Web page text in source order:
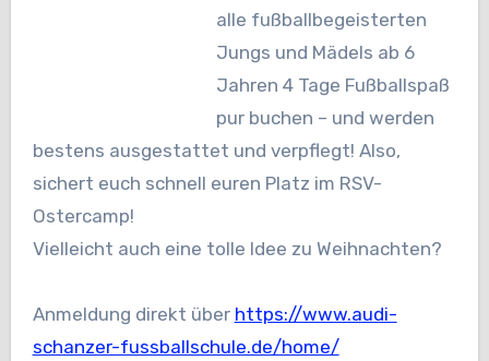
alle fußballbegeisterten
Jungs und Mädels ab 6
Jahren 4 Tage Fußballspaß
pur buchen – und werden
bestens ausgestattet und verpflegt! Also,
sichert euch schnell euren Platz im RSV-
Ostercamp!
Vielleicht auch eine tolle Idee zu Weihnachten?
Anmeldung direkt über https://www.audi-
schanzer-fussballschule.de/home/